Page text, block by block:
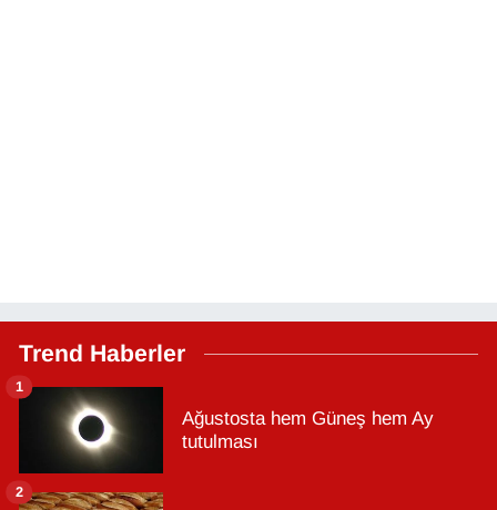
Trend Haberler
Ağustosta hem Güneş hem Ay
tutulması
1
2